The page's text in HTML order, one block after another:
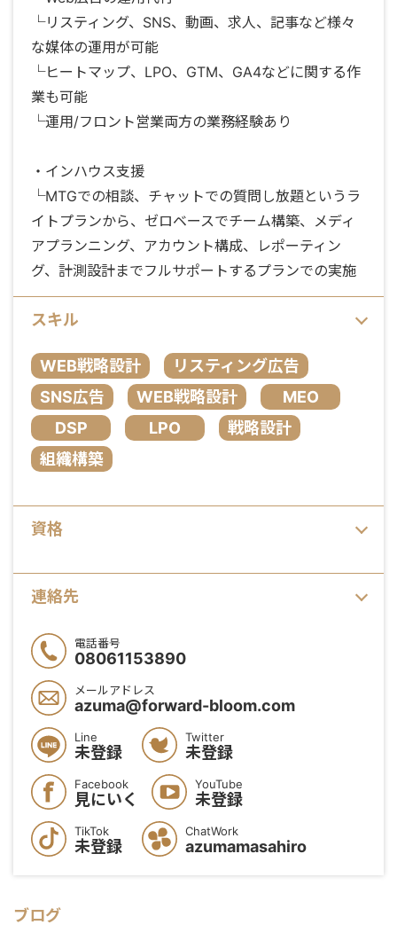
└リスティング、SNS、動画、求人、記事など様々
な媒体の運用が可能
└ヒートマップ、LPO、GTM、GA4などに関する作
業も可能
└運用/フロント営業両方の業務経験あり
・インハウス支援
└MTGでの相談、チャットでの質問し放題というラ
イトプランから、ゼロベースでチーム構築、メディ
アプランニング、アカウント構成、レポーティン
グ、計測設計までフルサポートするプランでの実施
スキル
WEB戦略設計
リスティング広告
SNS広告
WEB戦略設計
MEO
DSP
LPO
戦略設計
組織構築
資格
連絡先
電話番号
08061153890
メールアドレス
azuma@forward-bloom.com
Line
未登録
Twitter
未登録
Facebook
見にいく
YouTube
未登録
TikTok
未登録
ChatWork
azumamasahiro
ブログ